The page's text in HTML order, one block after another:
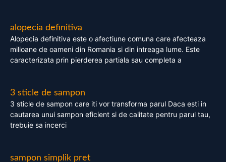
alopecia definitiva
Alopecia definitiva este o afectiune comuna care afecteaza
milioane de oameni din Romania si din intreaga lume. Este
caracterizata prin pierderea partiala sau completa a
3 sticle de sampon
3 sticle de sampon care iti vor transforma parul Daca esti in
cautarea unui sampon eficient si de calitate pentru parul tau,
trebuie sa incerci
sampon simplik pret